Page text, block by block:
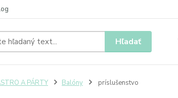
Hľadať
A PÁRTY Balóny príslušenstvo